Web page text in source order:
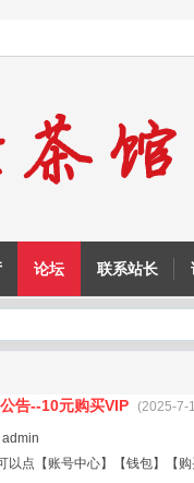
论坛 联系站长
告--10元购买VIP
(2025-7-
admin
以点【账号中心】【钱包】【